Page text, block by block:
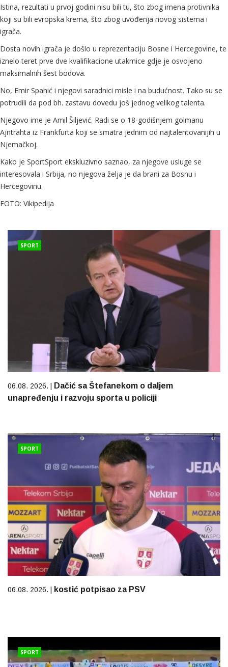
Istina, rezultati u prvoj godini nisu bili tu, što zbog imena protivnika
koji su bili evropska krema, što zbog uvođenja novog sistema i
igrača.
Dosta novih igrača je došlo u reprezentaciju Bosne i Hercegovine, te
iznelo teret prve dve kvalifikacione utakmice gdje je osvojeno
maksimalnih šest bodova.
No, Emir Spahić i njegovi saradnici misle i na budućnost. Tako su se
potrudili da pod bh. zastavu dovedu još jednog velikog talenta.
Njegovo ime je Amil Šiljević. Radi se o 18-godišnjem golmanu
Ajntrahta iz Frankfurta koji se smatra jednim od najtalentovanijih u
Njemačkoj.
Kako je SportSport ekskluzivno saznao, za njegove usluge se
interesovala i Srbija, no njegova želja je da brani za Bosnu i
Hercegovinu.
FOTO: Vikipedija
SPORT
06.08. 2026. |
Dačić sa Štefanekom o daljem
unapređenju i razvoju sporta u policiji
SPORT
06.08. 2026. | kostić potpisao za PSV
SPORT